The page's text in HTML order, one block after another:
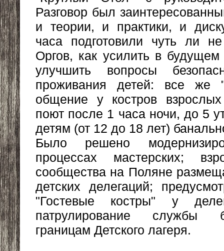
Разговор был
и теории, и практики, и
часа подготовили чуть ли
Оргов, как усилить в будущем
улучшить вопросы
проживания детей: все же
общение у костров
поют после 1 часа ночи, до 5
детям (от 12 до 18 лет)
Было решено
процессах мастерских;
сообщества на Поляне
детских делегаций;
"Гостевые костры" у
патрулирование службы
границам Детского лагеря.